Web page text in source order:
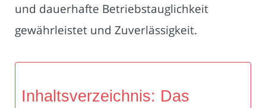
und dauerhafte Betriebstauglichkeit
gewährleistet und Zuverlässigkeit.
Inhaltsverzeichnis: Das